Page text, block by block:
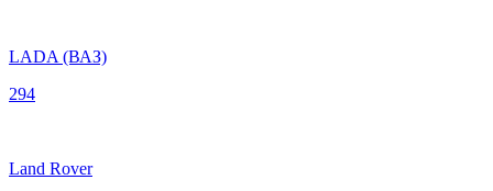
LADA (ВАЗ)
294
Land Rover